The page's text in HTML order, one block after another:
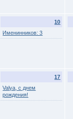
10
Именинников: 3
17
Valya, с днем
рождения!